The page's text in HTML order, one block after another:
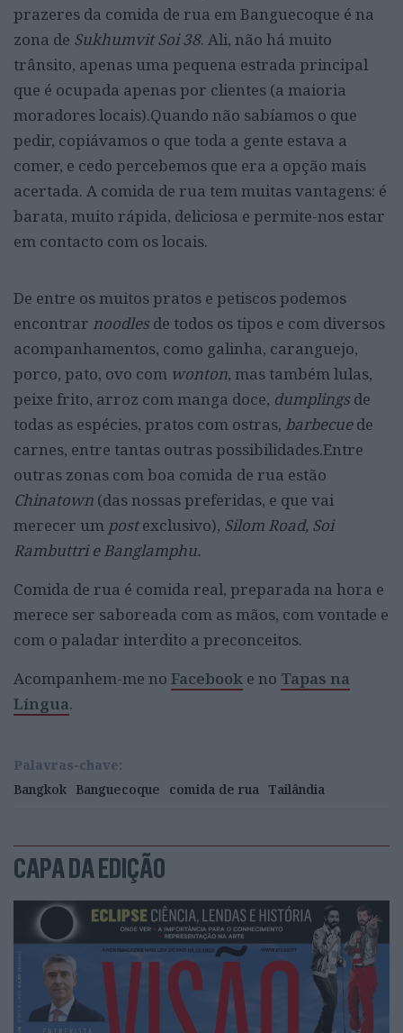
prazeres da comida de rua em Banguecoque é na
zona de Sukhumvit Soi 38. Ali, não há muito
trânsito, apenas uma pequena estrada principal
que é ocupada apenas por clientes (a maioria
moradores locais).Quando não sabíamos o que
pedir, copiávamos o que toda a gente estava a
comer, e cedo percebemos que era a opção mais
acertada. A comida de rua tem muitas vantagens: é
barata, muito rápida, deliciosa e permite-nos estar
em contacto com os locais.
De entre os muitos pratos e petiscos podemos
encontrar noodles de todos os tipos e com diversos
acompanhamentos, como galinha, caranguejo,
porco, pato, ovo com wonton, mas também lulas,
peixe frito, arroz com manga doce, dumplings de
todas as espécies, pratos com ostras, barbecuede
carnes, entre tantas outras possibilidades.Entre
outras zonas com boa comida de rua estão
Chinatown (das nossas preferidas, e que vai
merecer um postexclusivo), Silom Road, Soi
Rambuttri e Banglamphu.
Comida de rua é comida real, preparada na hora e
merece ser saboreada com as mãos, com vontade e
com o paladar interdito a preconceitos.
Acompanhem-me no Facebook e no Tapas na
Língua.
Palavras-chave:
Bangkok Banguecoque comida de rua Tailândia
CAPA DA EDIÇÃO